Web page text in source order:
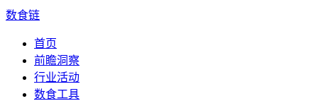
数食链
首页
前瞻洞察
行业活动
数食工具